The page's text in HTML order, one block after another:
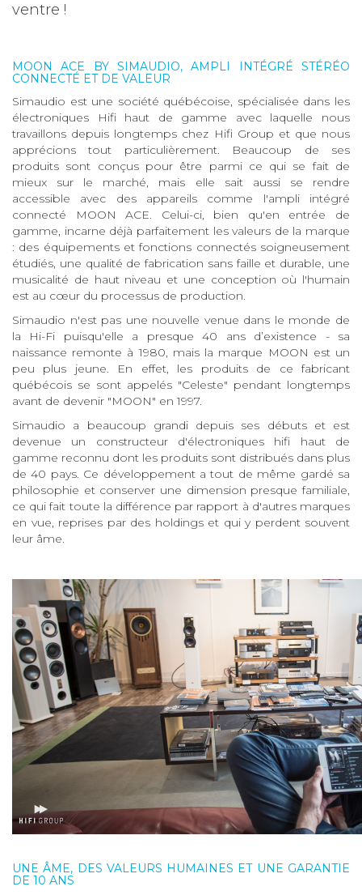
ventre !
MOON ACE BY SIMAUDIO, AMPLI INTÉGRÉ STÉRÉO
CONNECTÉ ET DE VALEUR
Simaudio est une société québécoise, spécialisée dans les
électroniques Hifi haut de gamme avec laquelle nous
travaillons depuis longtemps chez Hifi Group et que nous
apprécions tout particulièrement. Beaucoup de ses
produits sont conçus pour être parmi ce qui se fait de
mieux sur le marché, mais elle sait aussi se rendre
accessible avec des appareils comme l'ampli intégré
connecté MOON ACE. Celui-ci, bien qu'en entrée de
gamme, incarne déjà parfaitement les valeurs de la marque
: des équipements et fonctions connectés soigneusement
étudiés, une qualité de fabrication sans faille et durable, une
musicalité de haut niveau et une conception où l'humain
est au cœur du processus de production.
Simaudio n'est pas une nouvelle venue dans le monde de
la Hi-Fi puisqu'elle a presque 40 ans d’existence - sa
naissance remonte à 1980, mais la marque MOON est un
peu plus jeune. En effet, les produits de ce fabricant
québécois se sont appelés "Celeste" pendant longtemps
avant de devenir "MOON" en 1997.
Simaudio a beaucoup grandi depuis ses débuts et est
devenue un constructeur d'électroniques hifi haut de
gamme reconnu dont les produits sont distribués dans plus
de 40 pays. Ce développement a tout de même gardé sa
philosophie et conserver une dimension presque familiale,
ce qui fait toute la différence par rapport à d'autres marques
en vue, reprises par des holdings et qui y perdent souvent
leur âme.
UNE ÂME, DES VALEURS HUMAINES ET UNE GARANTIE
DE 10 ANS